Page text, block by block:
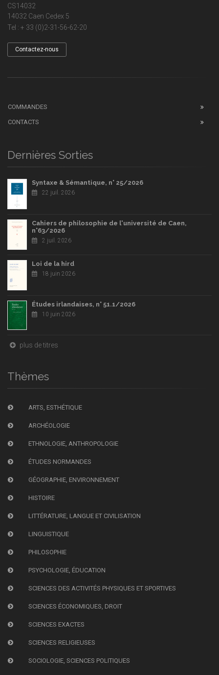
CS14032
14032 Caen Cedex 5
Tel : + 33 (0)2-31-56-62-20
Contactez-nous
COMMANDES
CONTACTS
Dernières Sorties
Syntaxe & Sémantique, n° 25/2026
22 juil. 2026
Cahiers de philosophie de l'université de Caen,
n°63/2026
2 juil. 2026
Loi de la hird
18 juin 2026
Études irlandaises, n° 51.1/2026
10 juin 2026
plus de titres
Thèmes
ARTS, ESTHÉTIQUE
ARCHÉOLOGIE
ETHNOLOGIE, ANTHROPOLOGIE
ÉTUDES NORMANDES
GÉOGRAPHIE, ENVIRONNEMENT
HISTOIRE
LITTÉRATURE, LANGUE ET CIVILISATION
LINGUISTIQUE
PHILOSOPHIE
PSYCHOLOGIE, ÉDUCATION
SCIENCES DES ACTIVITÉS PHYSIQUES ET SPORTIVES
SCIENCES ÉCONOMIQUES, DROIT
SCIENCES EXACTES
SCIENCES RELIGIEUSES
SOCIOLOGIE, SCIENCES POLITIQUES